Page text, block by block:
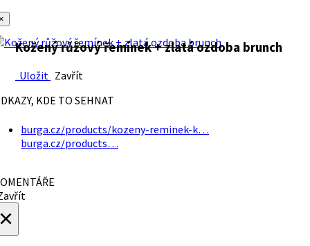
Kožený růžový řemínek + zlatá ozdoba brunch
Uložit Zavřít
KDE TO SEHNAT
burga.cz/products/kozeny-reminek-k…
burga.cz/products…